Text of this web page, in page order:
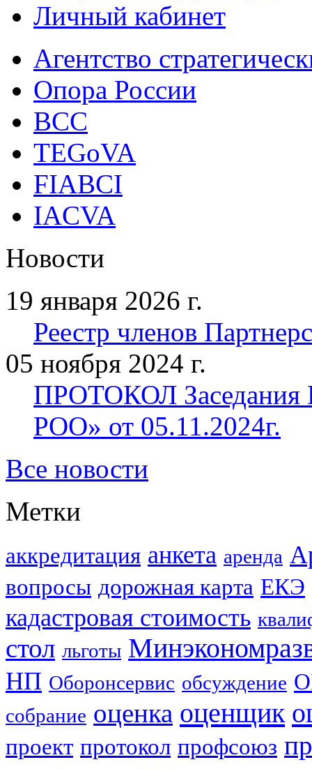
Личный кабинет
Агентство
Опора России
ВСС
TEGoVA
FIABCI
IACVA
Новости
19 января 2026 г.
Реестр членов
05 ноября 2024 г.
ПРОТОКОЛ Заседания
РОО» от 05.11.2024г.
Все новости
Метки
аккредитация анкета аренда
вопросы дорожная карта ЕКЭ
кадастровая стоимость
стол льготы
НП Оборонсервис обсуждение
собрание оценка оценщик
проект протокол профсоюз